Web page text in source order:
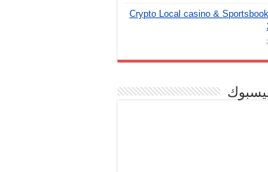
Crypto Local casino &